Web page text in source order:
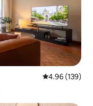
평점 4.96점(5
4.96 (139)